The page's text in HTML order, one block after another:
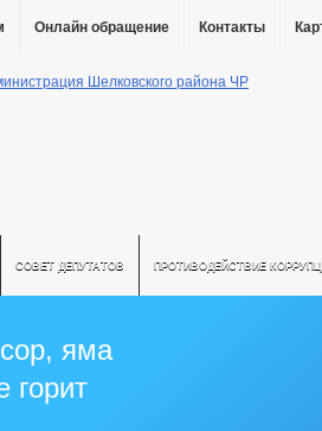
Онлайн обращение Контакты
СОВЕТ ДЕПУТАТОВ ПРОТИВОДЕЙСТВИЕ
яма
горит